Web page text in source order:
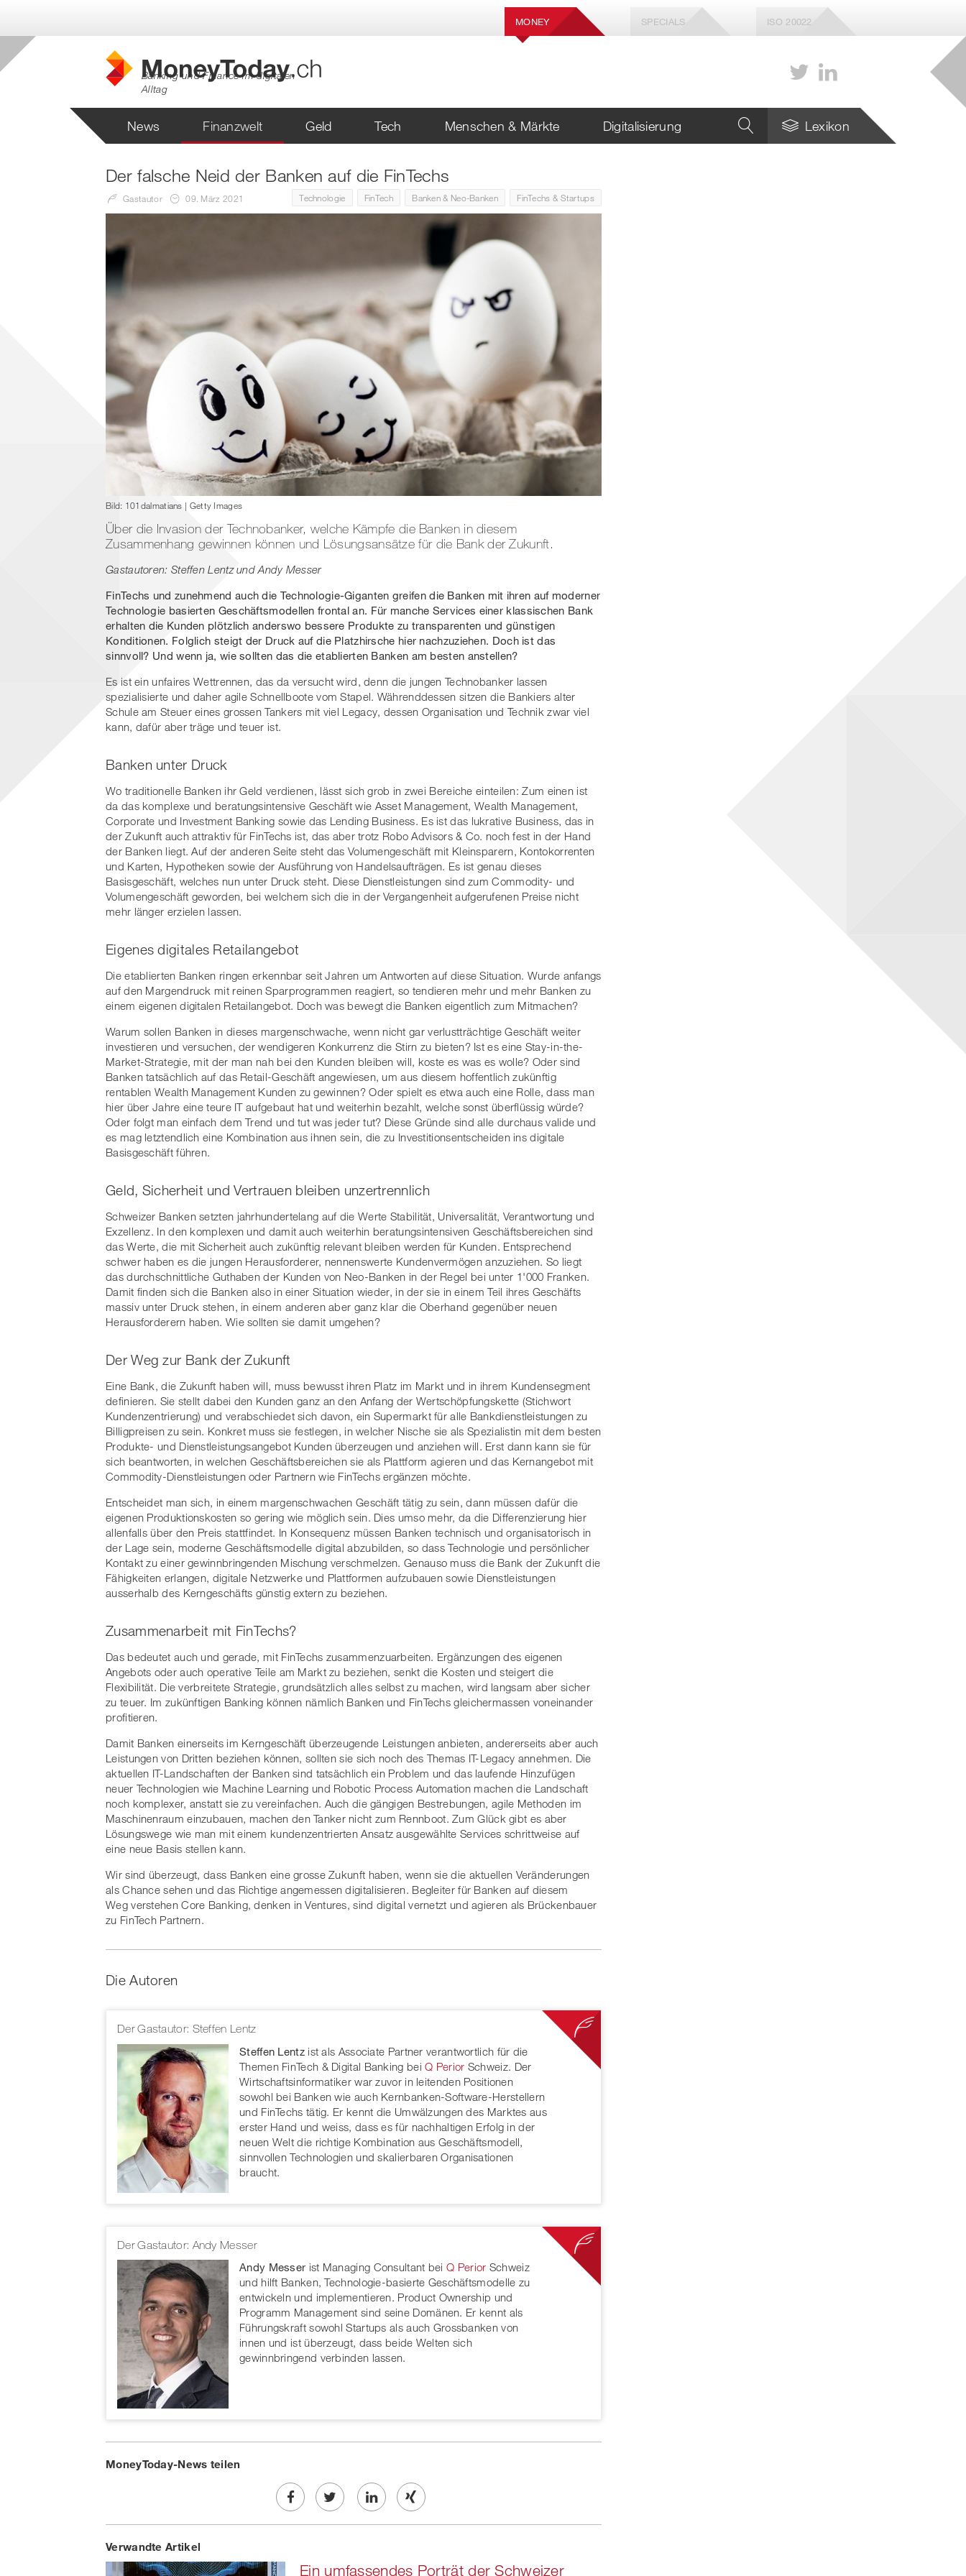
MONEY SPECIALS ISO 20022
Banking und Finance im digitalen
Alltag
News Finanzwelt Geld Tech Menschen & Märkte Digitalisierung Lexikon
Der falsche Neid der Banken auf die FinTechs
Gastautor 09. März 2021 Technologie FinTech Banken & Neo-Banken FinTechs & Startups
Bild: 101dalmatians | Getty Images
Über die Invasion der Technobanker, welche Kämpfe die Banken in diesem
Zusammenhang gewinnen können und Lösungsansätze für die Bank der Zukunft.
Gastautoren: Steffen Lentz und Andy Messer
FinTechs und zunehmend auch die Technologie-Giganten greifen die Banken mit ihren auf moderner
Technologie basierten Geschäftsmodellen frontal an. Für manche Services einer klassischen Bank
erhalten die Kunden plötzlich anderswo bessere Produkte zu transparenten und günstigen
Konditionen. Folglich steigt der Druck auf die Platzhirsche hier nachzuziehen. Doch ist das
sinnvoll? Und wenn ja, wie sollten das die etablierten Banken am besten anstellen?
Es ist ein unfaires Wettrennen, das da versucht wird, denn die jungen Technobanker lassen
spezialisierte und daher agile Schnellboote vom Stapel. Währenddessen sitzen die Bankiers alter
Schule am Steuer eines grossen Tankers mit viel Legacy, dessen Organisation und Technik zwar viel
kann, dafür aber träge und teuer ist.
Banken unter Druck
Wo traditionelle Banken ihr Geld verdienen, lässt sich grob in zwei Bereiche einteilen: Zum einen ist
da das komplexe und beratungsintensive Geschäft wie Asset Management, Wealth Management,
Corporate und Investment Banking sowie das Lending Business. Es ist das lukrative Business, das in
der Zukunft auch attraktiv für FinTechs ist, das aber trotz Robo Advisors & Co. noch fest in der Hand
der Banken liegt. Auf der anderen Seite steht das Volumengeschäft mit Kleinsparern, Kontokorrenten
und Karten, Hypotheken sowie der Ausführung von Handelsaufträgen. Es ist genau dieses
Basisgeschäft, welches nun unter Druck steht. Diese Dienstleistungen sind zum Commodity- und
Volumengeschäft geworden, bei welchem sich die in der Vergangenheit aufgerufenen Preise nicht
mehr länger erzielen lassen.
Eigenes digitales Retailangebot
Die etablierten Banken ringen erkennbar seit Jahren um Antworten auf diese Situation. Wurde anfangs
auf den Margendruck mit reinen Sparprogrammen reagiert, so tendieren mehr und mehr Banken zu
einem eigenen digitalen Retailangebot. Doch was bewegt die Banken eigentlich zum Mitmachen?
Warum sollen Banken in dieses margenschwache, wenn nicht gar verlustträchtige Geschäft weiter
investieren und versuchen, der wendigeren Konkurrenz die Stirn zu bieten? Ist es eine Stay-in-the-
Market-Strategie, mit der man nah bei den Kunden bleiben will, koste es was es wolle? Oder sind
Banken tatsächlich auf das Retail-Geschäft angewiesen, um aus diesem hoffentlich zukünftig
rentablen Wealth Management Kunden zu gewinnen? Oder spielt es etwa auch eine Rolle, dass man
hier über Jahre eine teure IT aufgebaut hat und weiterhin bezahlt, welche sonst überflüssig würde?
Oder folgt man einfach dem Trend und tut was jeder tut? Diese Gründe sind alle durchaus valide und
es mag letztendlich eine Kombination aus ihnen sein, die zu Investitionsentscheiden ins digitale
Basisgeschäft führen.
Geld, Sicherheit und Vertrauen bleiben unzertrennlich
Schweizer Banken setzten jahrhundertelang auf die Werte Stabilität, Universalität, Verantwortung und
Exzellenz. In den komplexen und damit auch weiterhin beratungsintensiven Geschäftsbereichen sind
das Werte, die mit Sicherheit auch zukünftig relevant bleiben werden für Kunden. Entsprechend
schwer haben es die jungen Herausforderer, nennenswerte Kundenvermögen anzuziehen. So liegt
das durchschnittliche Guthaben der Kunden von Neo-Banken in der Regel bei unter 1'000 Franken.
Damit finden sich die Banken also in einer Situation wieder, in der sie in einem Teil ihres Geschäfts
massiv unter Druck stehen, in einem anderen aber ganz klar die Oberhand gegenüber neuen
Herausforderern haben. Wie sollten sie damit umgehen?
Der Weg zur Bank der Zukunft
Eine Bank, die Zukunft haben will, muss bewusst ihren Platz im Markt und in ihrem Kundensegment
definieren. Sie stellt dabei den Kunden ganz an den Anfang der Wertschöpfungskette (Stichwort
Kundenzentrierung) und verabschiedet sich davon, ein Supermarkt für alle Bankdienstleistungen zu
Billigpreisen zu sein. Konkret muss sie festlegen, in welcher Nische sie als Spezialistin mit dem besten
Produkte- und Dienstleistungsangebot Kunden überzeugen und anziehen will. Erst dann kann sie für
sich beantworten, in welchen Geschäftsbereichen sie als Plattform agieren und das Kernangebot mit
Commodity-Dienstleistungen oder Partnern wie FinTechs ergänzen möchte.
Entscheidet man sich, in einem margenschwachen Geschäft tätig zu sein, dann müssen dafür die
eigenen Produktionskosten so gering wie möglich sein. Dies umso mehr, da die Differenzierung hier
allenfalls über den Preis stattfindet. In Konsequenz müssen Banken technisch und organisatorisch in
der Lage sein, moderne Geschäftsmodelle digital abzubilden, so dass Technologie und persönlicher
Kontakt zu einer gewinnbringenden Mischung verschmelzen. Genauso muss die Bank der Zukunft die
Fähigkeiten erlangen, digitale Netzwerke und Plattformen aufzubauen sowie Dienstleistungen
ausserhalb des Kerngeschäfts günstig extern zu beziehen.
Zusammenarbeit mit FinTechs?
Das bedeutet auch und gerade, mit FinTechs zusammenzuarbeiten. Ergänzungen des eigenen
Angebots oder auch operative Teile am Markt zu beziehen, senkt die Kosten und steigert die
Flexibilität. Die verbreitete Strategie, grundsätzlich alles selbst zu machen, wird langsam aber sicher
zu teuer. Im zukünftigen Banking können nämlich Banken und FinTechs gleichermassen voneinander
profitieren.
Damit Banken einerseits im Kerngeschäft überzeugende Leistungen anbieten, andererseits aber auch
Leistungen von Dritten beziehen können, sollten sie sich noch des Themas IT-Legacy annehmen. Die
aktuellen IT-Landschaften der Banken sind tatsächlich ein Problem und das laufende Hinzufügen
neuer Technologien wie Machine Learning und Robotic Process Automation machen die Landschaft
noch komplexer, anstatt sie zu vereinfachen. Auch die gängigen Bestrebungen, agile Methoden im
Maschinenraum einzubauen, machen den Tanker nicht zum Rennboot. Zum Glück gibt es aber
Lösungswege wie man mit einem kundenzentrierten Ansatz ausgewählte Services schrittweise auf
eine neue Basis stellen kann.
Wir sind überzeugt, dass Banken eine grosse Zukunft haben, wenn sie die aktuellen Veränderungen
als Chance sehen und das Richtige angemessen digitalisieren. Begleiter für Banken auf diesem
Weg verstehen Core Banking, denken in Ventures, sind digital vernetzt und agieren als Brückenbauer
zu FinTech Partnern.
Die Autoren
Der Gastautor: Steffen Lentz
Steffen Lentzist als Associate Partner verantwortlich für die
Themen FinTech & Digital Banking beiQ Perior Schweiz. Der
Wirtschaftsinformatiker war zuvor in leitenden Positionen
sowohl bei Banken wie auch Kernbanken-Software-Herstellern
und FinTechs tätig. Er kennt die Umwälzungen des Marktes aus
erster Hand und weiss, dass es für nachhaltigen Erfolg in der
neuen Welt die richtige Kombination aus Geschäftsmodell,
sinnvollen Technologien und skalierbaren Organisationen
braucht.
Der Gastautor: Andy Messer
Andy Messer ist Managing Consultant beiQ Perior Schweiz
und hilft Banken, Technologie-basierte Geschäftsmodelle zu
entwickeln und implementieren. Product Ownership und
Programm Management sind seine Domänen. Er kennt als
Führungskraft sowohl Startups als auch Grossbanken von
innen und ist überzeugt, dass beide Welten sich
gewinnbringend verbinden lassen.
MoneyToday-News teilen
Share Twe
Share Share
Verwandte Artikel
Ein umfassendes Porträt der Schweizer